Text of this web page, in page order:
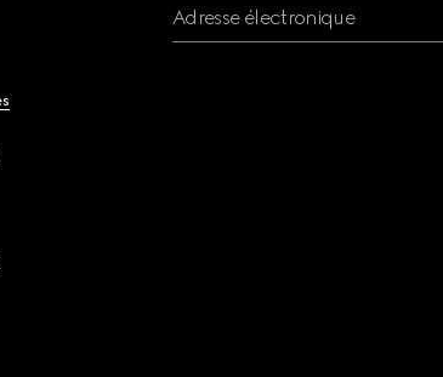
Adresse électronique